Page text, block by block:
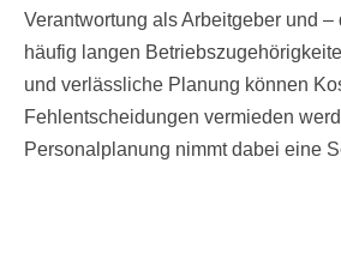
Verantwortung als Arbeitgeber und
häufig langen
und verlässliche Planung können
Fehlentscheidungen vermieden
Personalplanung nimmt dabei eine